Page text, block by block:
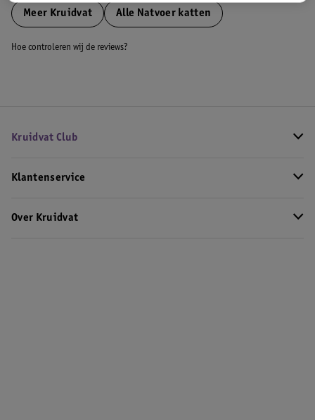
Meer Kruidvat Alle Natvoer katten
Hoe controleren wij de reviews?
Kruidvat Club
Klantenservice
Over Kruidvat